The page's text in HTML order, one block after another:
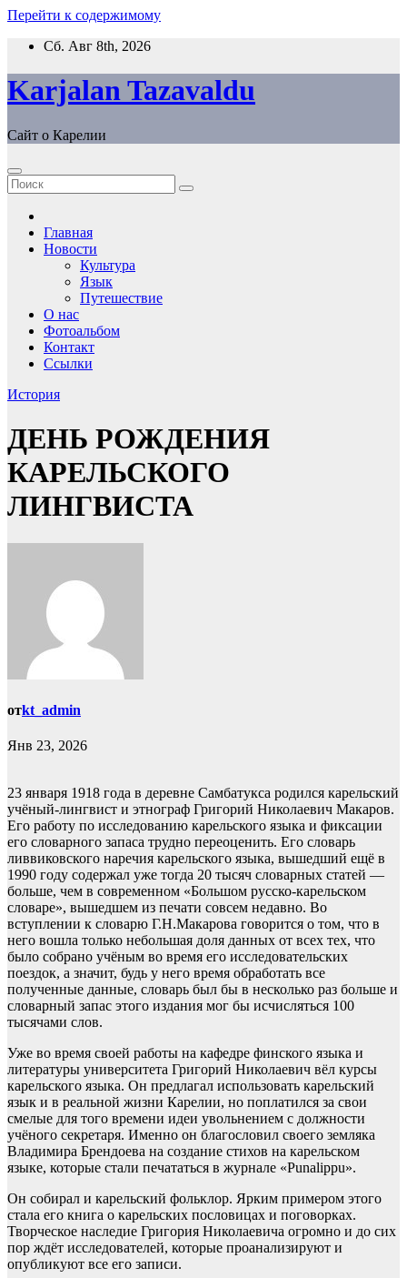
Перейти к содержимому
Сб. Авг 8th, 2026
Karjalan Tazavaldu
Сайт о Карелии
Главная
Новости
Культура
Язык
Путешествие
О нас
Фотоальбом
Контакт
Ссылки
История
ДЕНЬ РОЖДЕНИЯ
КАРЕЛЬСКОГО
ЛИНГВИСТА
отkt_admin
Янв 23, 2026
23 января 1918 года в деревне Самбатукса родился карельский
учёный-лингвист и этнограф Григорий Николаевич Макаров.
Его работу по исследованию карельского языка и фиксации
его словарного запаса трудно переоценить. Его словарь
ливвиковского наречия карельского языка, вышедший ещё в
1990 году содержал уже тогда 20 тысяч словарных статей —
больше, чем в современном «Большом русско-карельском
словаре», вышедшем из печати совсем недавно. Во
вступлении к словарю Г.Н.Макарова говорится о том, что в
него вошла только небольшая доля данных от всех тех, что
было собрано учёным во время его исследовательских
поездок, а значит, будь у него время обработать все
полученные данные, словарь был бы в несколько раз больше и
словарный запас этого издания мог бы исчисляться 100
тысячами слов.
Уже во время своей работы на кафедре финского языка и
литературы университета Григорий Николаевич вёл курсы
карельского языка. Он предлагал использовать карельский
язык и в реальной жизни Карелии, но поплатился за свои
смелые для того времени идеи увольнением с должности
учёного секретаря. Именно он благословил своего земляка
Владимира Брендоева на создание стихов на карельском
языке, которые стали печататься в журнале «Punalippu».
Он собирал и карельский фольклор. Ярким примером этого
стала его книга о карельских пословицах и поговорках.
Творческое наследие Григория Николаевича огромно и до сих
пор ждёт исследователей, которые проанализируют и
опубликуют все его записи.